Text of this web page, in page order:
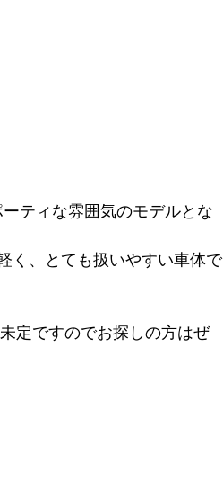
ティな雰囲気のモデルとな
軽く、とても扱いやすい車体で
定ですのでお探しの方はぜ